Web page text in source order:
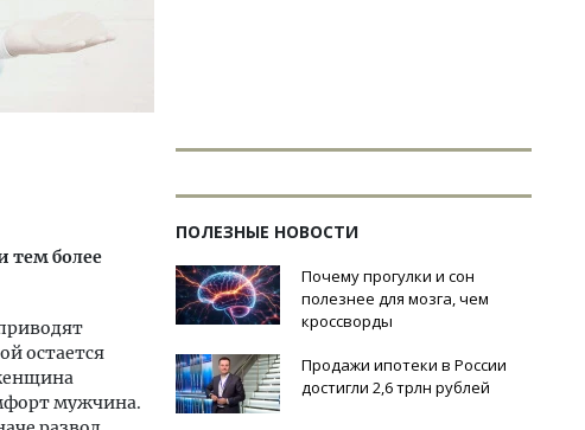
тем более
остается
мужчина.
ПОЛЕЗНЫЕ НОВОСТИ
Почему прогулки и сон
полезнее для мозга, чем
кроссворды
Продажи ипотеки в России
достигли 2,6 трлн рублей